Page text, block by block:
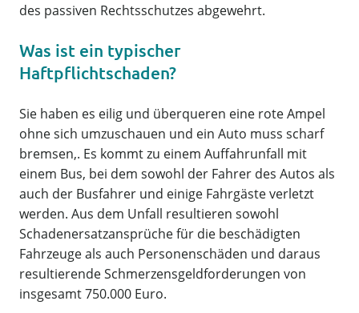
des passiven Rechtsschutzes abgewehrt.
Was ist ein typischer
Haftpflichtschaden?
Sie haben es eilig und überqueren eine rote Ampel
ohne sich umzuschauen und ein Auto muss scharf
bremsen,. Es kommt zu einem Auffahrunfall mit
einem Bus, bei dem sowohl der Fahrer des Autos als
auch der Busfahrer und einige Fahrgäste verletzt
werden. Aus dem Unfall resultieren sowohl
Schadenersatzansprüche für die beschädigten
Fahrzeuge als auch Personenschäden und daraus
resultierende Schmerzensgeldforderungen von
insgesamt 750.000 Euro.